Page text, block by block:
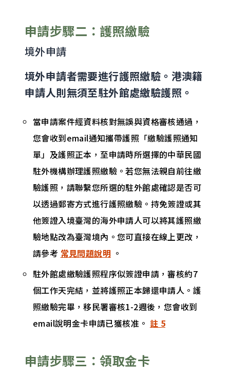
申請步驟二：護照繳驗
境外申請
境外申請者需要進行護照繳驗。港澳籍
申請人則無須至駐外館處繳驗護照。
當申請案件經資料核對無誤與資格審核通過，
您會收到email通知攜帶護照「繳驗護照通知
單」及護照正本，至申請時所選擇的中華民國
駐外機構辦理護照繳驗。若您無法親自前往繳
驗護照，請聯繫您所選的駐外館處確認是否可
以透過郵寄方式進行護照繳驗。持免簽證或其
他簽證入境臺灣的海外申請人可以將其護照繳
驗地點改為臺灣境內。您可直接在線上更改，
請參考 常見問題說明 。
駐外館處繳驗護照程序似簽證申請，審核約7
個工作天完結，並將護照正本歸還申請人。護
照繳驗完畢，移民署審核1-2週後，您會收到
email說明金卡申請已獲核准。 註 5
申請步驟三：領取金卡